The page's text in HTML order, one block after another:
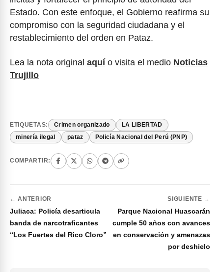
Estado. Con este enfoque, el Gobierno reafirma su
compromiso con la seguridad ciudadana y el
restablecimiento del orden en Pataz.
Lea la nota original aquí o visita el medio Noticias
Trujillo
ETIQUETAS: Crimen organizado LA LIBERTAD
minería ilegal pataz Policía Nacional del Perú (PNP)
COMPARTIR:
← ANTERIOR
Juliaca: Policía desarticula
banda de narcotraficantes
“Los Fuertes del Rico Cloro”
SIGUIENTE →
Parque Nacional Huascarán
cumple 50 años con avances
en conservación y amenazas
por deshielo